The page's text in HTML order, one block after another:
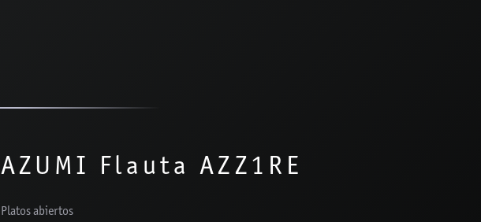
AZUMI Flauta AZZ1RE
Platos abiertos